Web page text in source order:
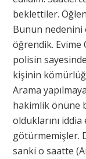
beklettiler.
Bunun nedenini
öğrendik.
polisin
kişinin
Arama
hakimlik önüne
olduklarını
götürmemişler.
sanki o saatte